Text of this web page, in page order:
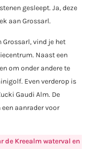
gesleept. Ja, deze
aan Grossarl.
vind je het
Naast een
om onder andere te
Even verderop is
Gaudi Alm. De
aanrader voor
de Kreealm waterval en